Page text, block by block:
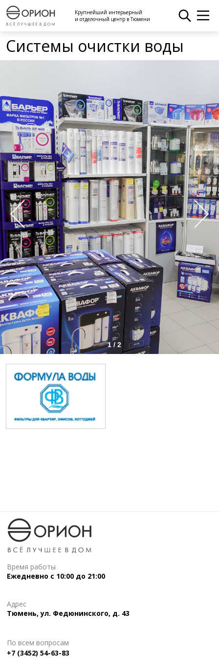
Крупнейший интерьерный
и отделочный центр в Тюмени
Системы очистки воды
1 / 2
Время работы
Ежедневно с 10:00 до 21:00
Адрес
Тюмень, ул. Федюнинского, д. 43
По всем вопросам
+7 (3452) 54-63-83